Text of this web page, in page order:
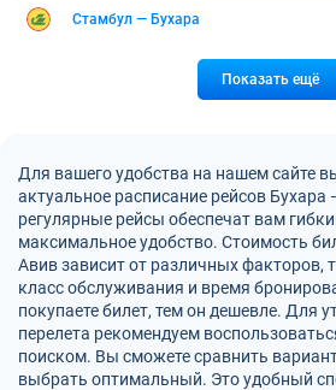
Стамбул — Бухара
Показать ещё
Для вашего удобства на нашем сайте
актуальное расписание рейсов
регулярные рейсы обеспечат вам
максимальное удобство. Стоимость
Авив зависит от различных факторов,
класс обслуживания и время
покупаете билет, тем он дешевле. Для
перелета рекомендуем
поиском. Вы сможете сравнить
выбрать оптимальный. Это удобный